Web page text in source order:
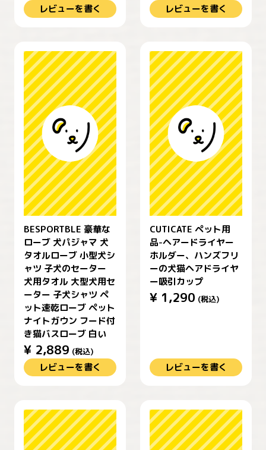
レビューを書く レビューを書く
BESPORTBLE 豪華な
ローブ 犬パジャマ 犬
タオルローブ 小型犬シ
ャツ 子犬のセーター
犬用タオル 大型犬用セ
ーター 子犬シャツ ペ
ット速乾ローブ ペット
ナイトガウン フード付
き猫バスローブ 白い
¥ 2,889 (税込)
レビューを書く
CUTICATE ペット用
品-ヘアードライヤー
ホルダー、ハンズフリ
ーの犬猫ヘアドライヤ
ー吸引カップ
¥ 1,290 (税込)
レビューを書く